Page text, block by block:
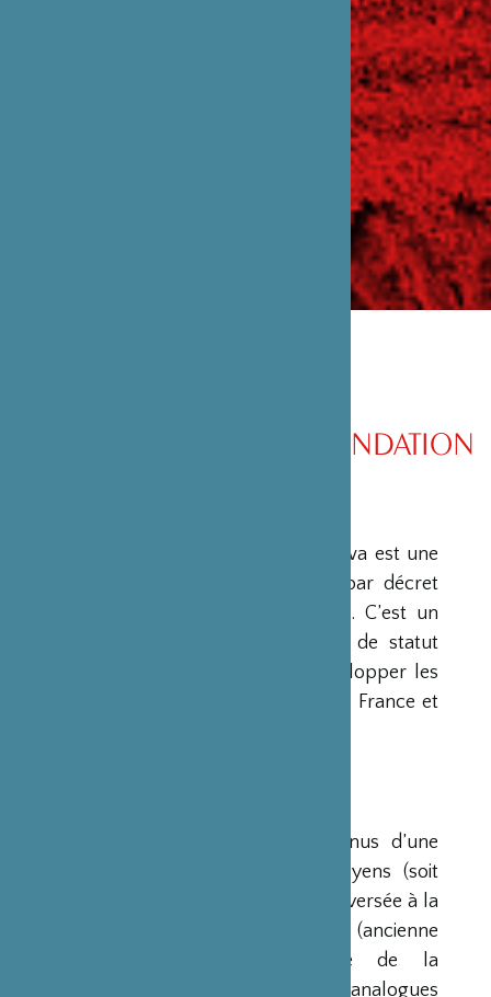
PRÉSENTATION DE LA FONDATION
La Fondation Franco-Japonaise Sasakawa est une
fondation reconnue d’utilité publique par décret
du Premier Ministre du 23 mars 1990. C’est un
organisme privé, sans but lucratif et de statut
français, qui a pour mission de « développer les
relations culturelles et d’amitié entre la France et
Ses ressources proviennent des revenus d’une
dotation initiale de trois milliards de yens (soit
environ 20 millions d’euros à l’époque) versée à la
France par la Fondation Nippon (ancienne
Fondation de l’Industrie Japonaise de la
Construction Navale). Des institutions analogues